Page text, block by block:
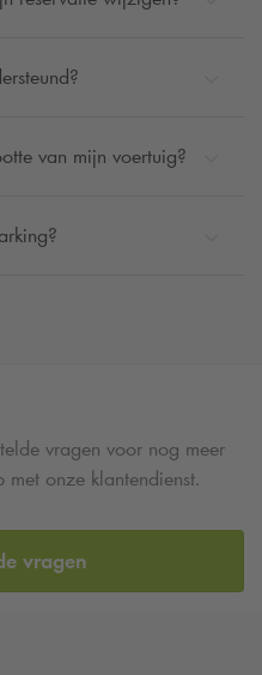
van mijn voertuig?
vragen voor nog meer
onze klantendienst.
vragen